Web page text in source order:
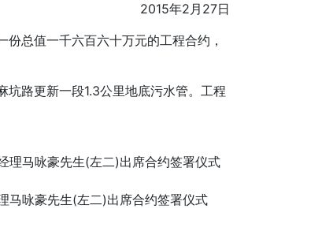
2015年2月27日
总值一千六百六十万元的工程合约，
坑路更新一段1.3公里地底污水管。工程
马咏豪先生(左二)出席合约签署仪式